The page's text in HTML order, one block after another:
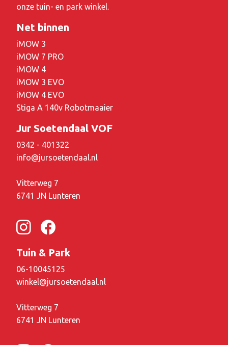
onze tuin- en park winkel.
Net binnen
iMOW 3
iMOW 7 PRO
iMOW 4
iMOW 3 EVO
iMOW 4 EVO
Stiga A 140v Robotmaaier
Jur Soetendaal VOF
0342 - 401322
info@jursoetendaal.nl
Vitterweg 7
6741 JN Lunteren
Tuin & Park
06-10045125
winkel@jursoetendaal.nl
Vitterweg 7
6741 JN Lunteren